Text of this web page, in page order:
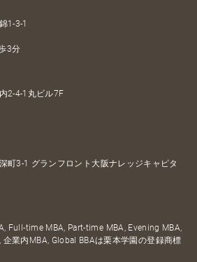
1-3-1
3分
2-4-1丸ビル7F
町3-1 グランフロント大阪ナレッジキャピタ
Full-time MBA, Part-time MBA, Evening MBA,
業内MBA, Global BBAは栗本学園の登録商標